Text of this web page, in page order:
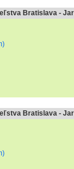
Bratislava -
Bratislava -